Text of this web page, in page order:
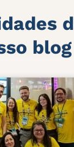
blog